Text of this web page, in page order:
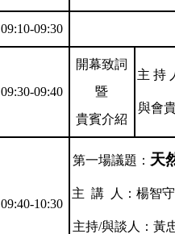
09:10-09:30
09:30-09:40
開幕致詞
暨
貴賓介紹
主 持
與會
09:40-10:30
第一場議題： 天
主 講 人： 楊智
主持/與談 人 ：黃